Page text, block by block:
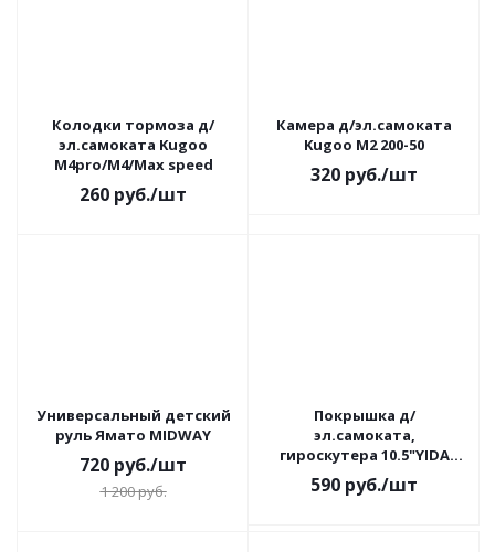
Колодки тормоза д/
эл.самоката Kugoo
M4pro/M4/Max speed
260 руб./шт
Камера д/эл.самоката
Kugoo M2 200-50
320 руб./шт
Универсальный детский
руль Ямато MIDWAY
720 руб./шт
1 200руб.
Покрышка д/
эл.самоката,
гироскутера 10.5"YIDA
0802 70х65-6,5
590 руб./шт